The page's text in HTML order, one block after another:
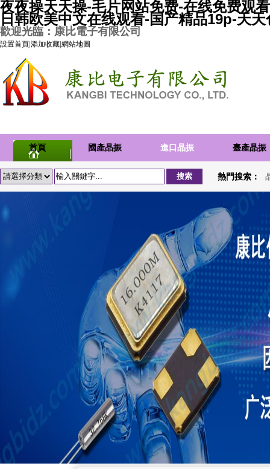
夜夜操天天操-毛片网站免费-在线免费观
日韩欧美中文在线观看-国产精品19p-天
歡迎光臨：康比電子有限公司
設置首頁 添加收藏 網站地圖
首頁 國產晶振 進口晶振 臺產晶振
熱門搜索：